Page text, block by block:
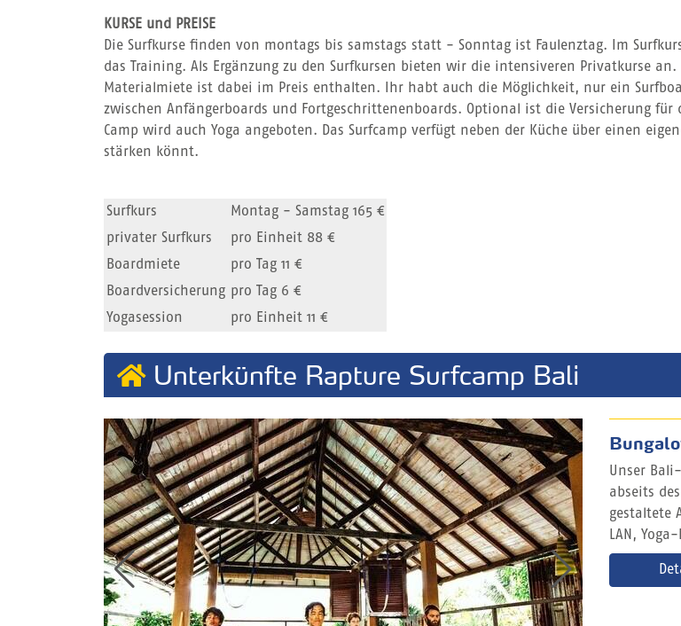
KURSE und PREISE
Die Surfkurse finden von montags bis samstags statt - Sonntag ist Faulenztag. Im
das Training. Als Ergänzung zu den Surfkursen bieten wir die intensiveren Privatkurse
Materialmiete ist dabei im Preis enthalten. Ihr habt auch die Möglichkeit, nur ein
zwischen Anfängerboards und Fortgeschrittenenboards. Optional ist die Versicherung
Camp wird auch Yoga angeboten. Das Surfcamp verfügt neben der Küche über einen
stärken könnt.
Surfkurs
Montag - Samstag 165 €
privater Surfkurs
pro Einheit 88 €
Boardmiete
pro Tag 11 €
Boardversicherung pro Tag 6 €
Yogasession
pro Einheit 11 €
Unterkünfte Rapture Surfcamp Bali
Unser
abseits
gestaltete
LAN,